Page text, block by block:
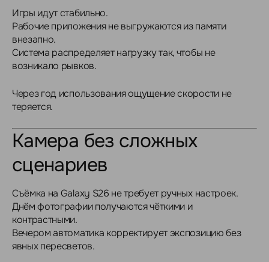
Игры идут стабильно.
Рабочие приложения не выгружаются из памяти
внезапно.
Система распределяет нагрузку так, чтобы не
возникало рывков.
Через год использования ощущение скорости не
теряется.
Камера без сложных
сценариев
Съёмка на Galaxy S26 не требует ручных настроек.
Днём фотографии получаются чёткими и
контрастными.
Вечером автоматика корректирует экспозицию без
явных пересветов.